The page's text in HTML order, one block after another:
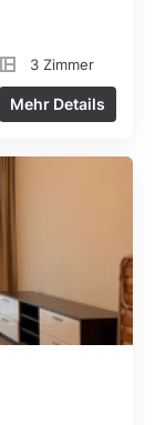
3 Zimmer
Mehr Details